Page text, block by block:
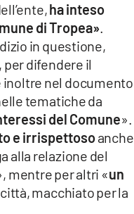
ha inteso
di Tropea».
in questione,
difendere il
inoltre nel documento
tematiche da
del Comune».
e irrispettosoanche
alla relazione del
mentre per altri «un
macchiato per la